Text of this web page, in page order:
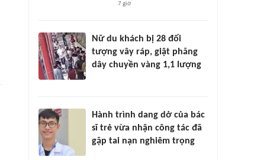
7 giờ
Nữ du khách bị 28 đối
tượng vây ráp, giật phăng
dây chuyền vàng 1,1 lượng
Hành trình dang dở của bác
sĩ trẻ vừa nhận công tác đã
gặp tai nạn nghiêm trọng